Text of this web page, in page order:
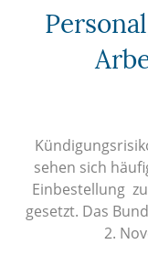
sehen sich
Einbestellung
gesetzt. Das
2.